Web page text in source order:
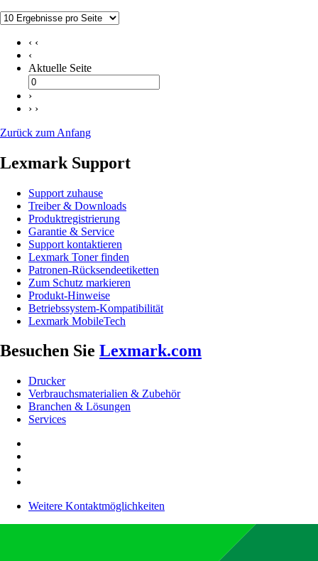
‹ ‹
‹
Aktuelle Seite
›
› ›
Zurück zum Anfang
Lexmark Support
Support zuhause
Treiber & Downloads
Produktregistrierung
Garantie & Service
Support kontaktieren
Lexmark Toner finden
Patronen-Rücksendeetiketten
Zum Schutz markieren
Produkt-Hinweise
Betriebssystem-Kompatibilität
Lexmark MobileTech
Besuchen Sie Lexmark.com
Drucker
Verbrauchsmaterialien & Zubehör
Branchen & Lösungen
Services
Weitere Kontaktmöglichkeiten